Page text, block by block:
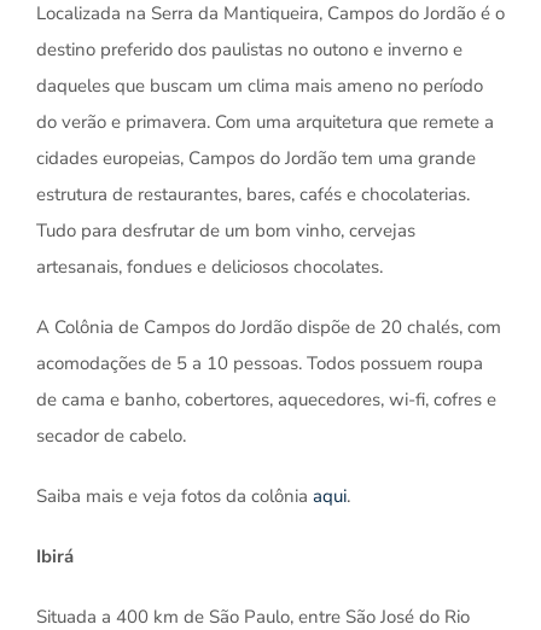
Localizada na Serra da Mantiqueira, Campos do Jordão é o
destino preferido dos paulistas no outono e inverno e
daqueles que buscam um clima mais ameno no período
do verão e primavera. Com uma arquitetura que remete a
cidades europeias, Campos do Jordão tem uma grande
estrutura de restaurantes, bares, cafés e chocolaterias.
Tudo para desfrutar de um bom vinho, cervejas
artesanais, fondues e deliciosos chocolates.
A Colônia de Campos do Jordão dispõe de 20 chalés, com
acomodações de 5 a 10 pessoas. Todos possuem roupa
de cama e banho, cobertores, aquecedores, wi-fi, cofres e
secador de cabelo.
Saiba mais e veja fotos da colônia aqui.
Ibirá
Situada a 400 km de São Paulo, entre São José do Rio